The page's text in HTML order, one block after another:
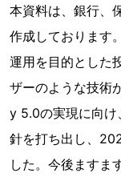
本資料は、銀行、
作成しております
運用を目的とした
ザーのような技術
y 5.0の実現に向け
針を打ち出し、
した。今後ますま